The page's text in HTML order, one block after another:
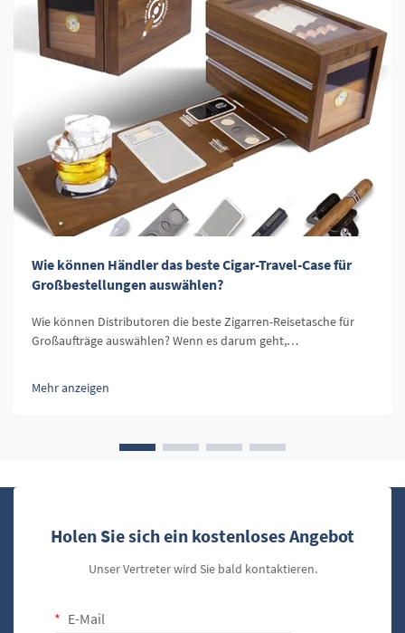
Wie können Händler das beste Cigar-Travel-Case für
Großbestellungen auswählen?
Wie können Distributoren die beste Zigarren-Reisetasche für
Großaufträge auswählen? Wenn es darum geht,
Reisetasche. Zigarren-Reisetassen dienen nicht nur einem
Mehr anzeigen
Holen Sie sich ein kostenloses Angebot
Unser Vertreter wird Sie bald kontaktieren.
E-Mail